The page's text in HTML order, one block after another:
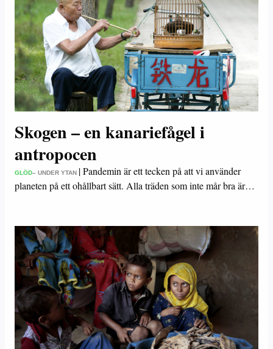
Skogen – en kanariefågel i
antropocen
GLÖD– UNDER YTAN |Pandemin är ett tecken på att vi använder
planeten på ett ohållbart sätt. Alla träden som inte mår bra är…